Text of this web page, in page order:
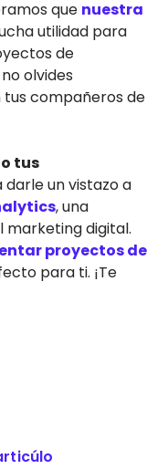
que nuestra
utilidad para
de
olvides
compañeros de
tus
darle un vistazo a
, una
digital.
proyectos de
para ti. ¡Te